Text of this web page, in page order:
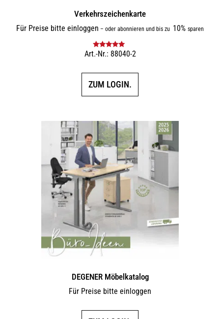
Verkehrszeichenkarte
Für Preise bitte einloggen – oder abonnieren und bis zu 10% sparen
Bewertet mit
Art.-Nr.: 88040-2
ZUM LOGIN.
DEGENER Möbelkatalog
Für Preise bitte einloggen